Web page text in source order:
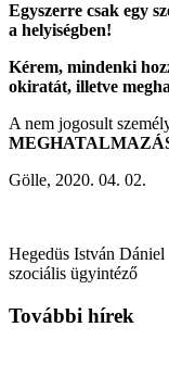
Egyszerre csak egy
a helyiségben!
Kérem, mindenki
okiratát, illetve
A nem jogosult
Gölle, 2020. 04. 02.
Hegedüs István Dániel
szociális ügyintéző
További hírek